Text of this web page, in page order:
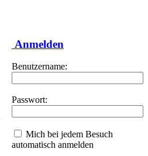
Anmelden
Benutzername:
Passwort:
Mich bei jedem Besuch
automatisch anmelden